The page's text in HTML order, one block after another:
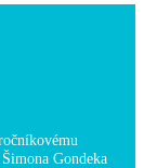
Gondeka